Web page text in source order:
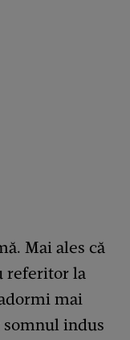
Mai ales că
referitor la
mai
somnul indus